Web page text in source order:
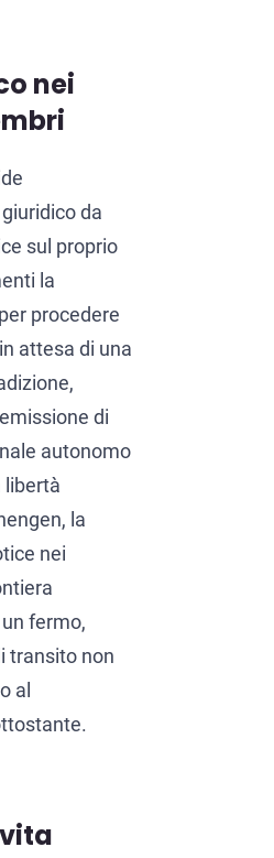
nei
da
sul proprio
la
procedere
attesa di una
di
autonomo
libertà
la
nei
fermo,
transito non
al